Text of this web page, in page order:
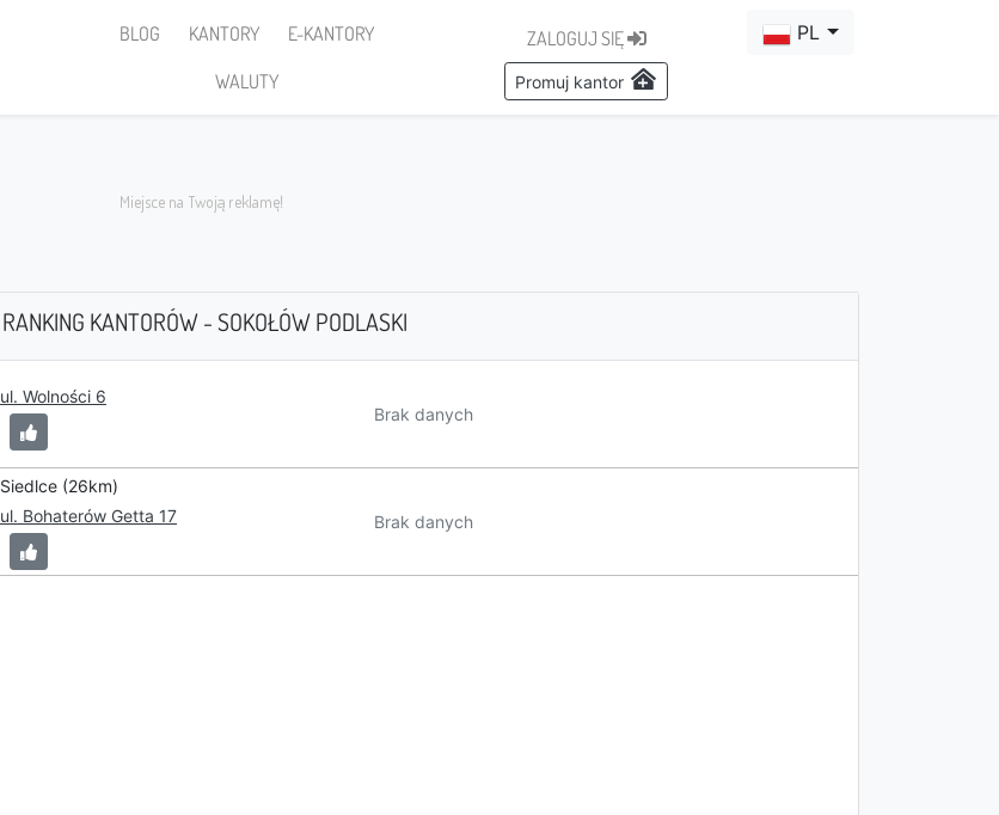
BLOG KANTORY
E-KANTORY
WALUTY
ZALOGUJ SIĘ
Promuj kantor
PL
Sprzedaję
RANKING KANTORÓW - SOKOŁÓW PODLASKI
ul. Wolności 6
Brak danych
Siedlce (26km)
ul. Bohaterów Getta 17
Brak danych